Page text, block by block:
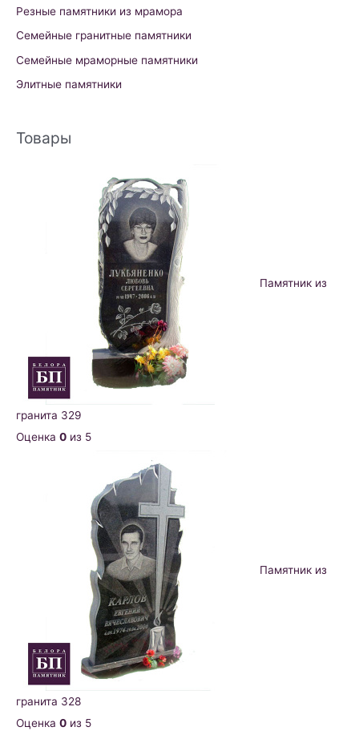
Резные памятники из мрамора
Семейные гранитные памятники
Семейные мраморные памятники
Элитные памятники
Товары
Памятник из
гранита 329
Оценка 0 из 5
Памятник из
гранита 328
Оценка 0 из 5